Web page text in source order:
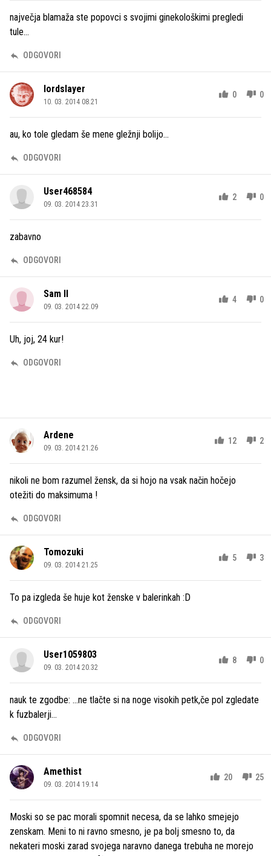
največja blamaža ste popovci s svojimi ginekološkimi pregledi
tule...
ODGOVORI
lordslayer
10. 03. 2014 08.21
0 0
au, ko tole gledam še mene gležnji bolijo...
ODGOVORI
User468584
09. 03. 2014 23.31
2 0
zabavno
ODGOVORI
Sam Il
09. 03. 2014 22.09
4 0
Uh, joj, 24 kur!
ODGOVORI
Ardene
09. 03. 2014 21.26
12 2
nikoli ne bom razumel žensk, da si hojo na vsak način hočejo
otežiti do maksimuma !
ODGOVORI
Tomozuki
09. 03. 2014 21.25
5 3
To pa izgleda še huje kot ženske v balerinkah :D
ODGOVORI
User1059803
09. 03. 2014 20.32
8 0
nauk te zgodbe: ...ne tlačte si na noge visokih petk,če pol zgledate
k fuzbalerji...
ODGOVORI
Amethist
09. 03. 2014 19.14
20 25
Moski so se pac morali spomnit necesa, da se lahko smejejo
zenskam. Meni to ni ravno smesno, je pa bolj smesno to, da
nekateri moski zarad svojega naravno danega trebuha ne morejo